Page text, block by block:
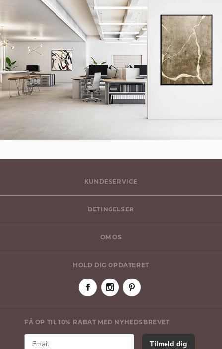
KUNDESERVICE
BETINGELSER
OM OS
HOLD DIG OPDATERET
FÅ OP TIL 10% RABAT MED NYHEDSBREVET
Tilmeld dig